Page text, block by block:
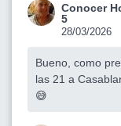
Conocer
5
28/03/2026
Bueno, como
las 21 a
😅